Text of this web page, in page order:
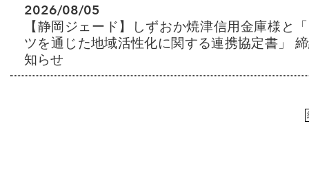
2026/08/05
【静岡ジェード】しずおか焼津信用金庫様と
ツを通じた地域活性化に関する連携協定書」
知らせ